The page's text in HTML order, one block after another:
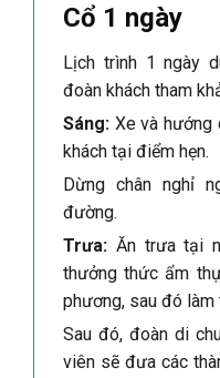
Cổ 1 ngày
Lịch trình 1 ngày
đoàn khách tham
Sáng: Xe và hướng
khách tại điểm hẹn.
Dừng chân nghỉ
đường.
Trưa: Ăn trưa tại
thưởng thức ẩm
phương, sau đó làm
Sau đó, đoàn di
viên sẽ đưa các